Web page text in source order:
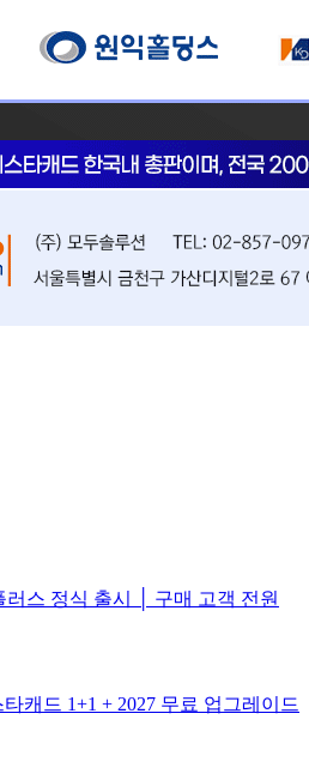
스 정식 출시 │ 구매 고객 전원
캐드 1+1 + 2027 무료 업그레이드